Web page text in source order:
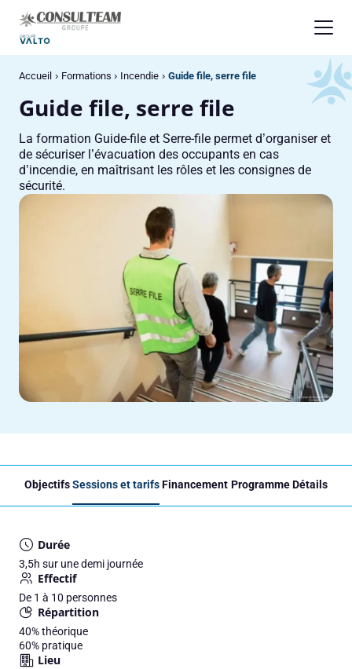
Accueil Formations Incendie Guide file, serre file
Guide file, serre file
La formation Guide-file et Serre-file permet d’organiser et
de sécuriser l’évacuation des occupants en cas
d’incendie, en maîtrisant les rôles et les consignes de
sécurité.
Objectifs Sessions et tarifs Financement Programme Détails
Durée
3,5h sur une demi journée
Effectif
De 1 à 10 personnes
Répartition
40%théorique
60% pratique
Lieu
Panneau de gestion des cookies